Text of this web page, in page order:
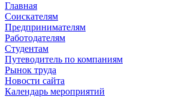
Главная
Соискателям
Предпринимателям
Работодателям
Студентам
Путеводитель по компаниям
Рынок труда
Новости сайта
Календарь мероприятий